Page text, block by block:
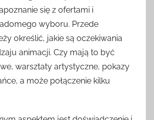
się z ofertami i
wyboru. Przede
określić, jakie są oczekiwania
animacji. Czy mają to być
warsztaty artystyczne, pokazy
a może połączenie kilku